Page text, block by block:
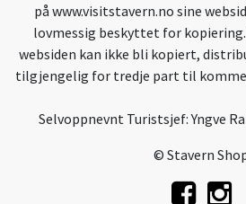
på www.visitstavern.no sine
lovmessig beskyttet for
websiden kan ikke bli kopiert,
tilgjengelig for tredje part til
Selvoppnevnt Turistsjef: Yngve
© Stavern